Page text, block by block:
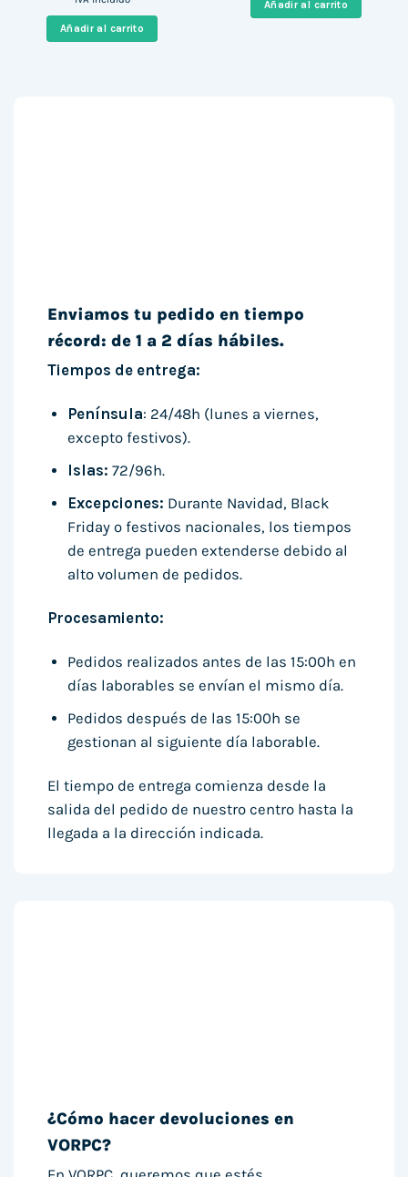
era:
493,61 €.
es:
430,99 €.
Añadir al carrito
994,06 €.
Añadir al carrito
Enviamos tu pedido en tiempo
récord: de 1 a 2 días hábiles.
Tiempos de entrega:
Península: 24/48h (lunes a viernes,
excepto festivos).
Islas: 72/96h.
Excepciones: Durante Navidad, Black
Friday o festivos nacionales, los tiempos
de entrega pueden extenderse debido al
alto volumen de pedidos.
Procesamiento:
Pedidos realizados antes de las 15:00h en
días laborables se envían el mismo día.
Pedidos después de las 15:00h se
gestionan al siguiente día laborable.
El tiempo de entrega comienza desde la
salida del pedido de nuestro centro hasta la
llegada a la dirección indicada.
¿Cómo hacer devoluciones en
VORPC?